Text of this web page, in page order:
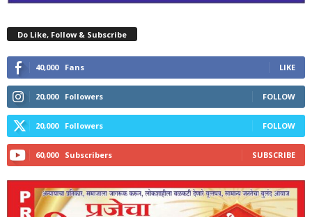
Do Like, Follow & Subscribe
40,000 Fans LIKE
20,000 Followers FOLLOW
20,000 Followers FOLLOW
60,000 Subscribers SUBSCRIBE